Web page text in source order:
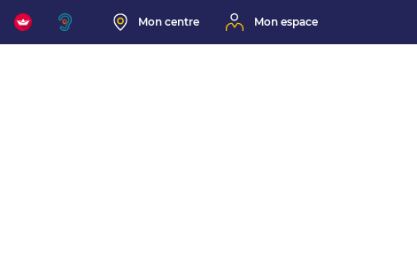
Mon centre Mon espace